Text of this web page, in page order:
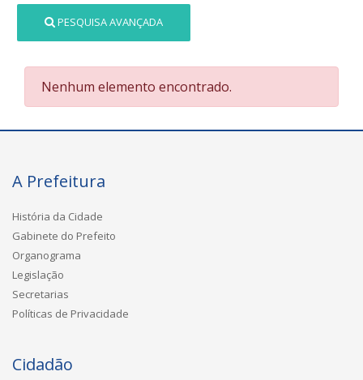
PESQUISA AVANÇADA
Nenhum elemento encontrado.
A Prefeitura
História da Cidade
Gabinete do Prefeito
Organograma
Legislação
Secretarias
Políticas de Privacidade
Cidadão